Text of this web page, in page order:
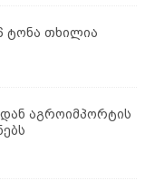
ტონა თხილია
აგროიმპორტის